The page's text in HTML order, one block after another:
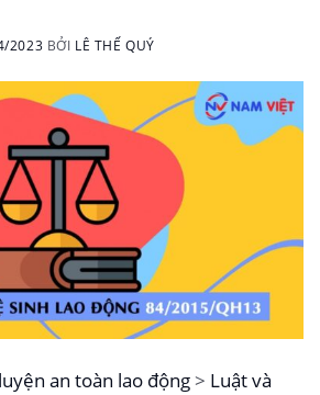
2023 BỞI LÊ THẾ QUÝ
an toàn lao động> Luật và